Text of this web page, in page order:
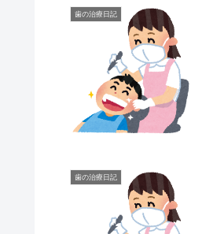
歯の治療日記
歯の治療日記